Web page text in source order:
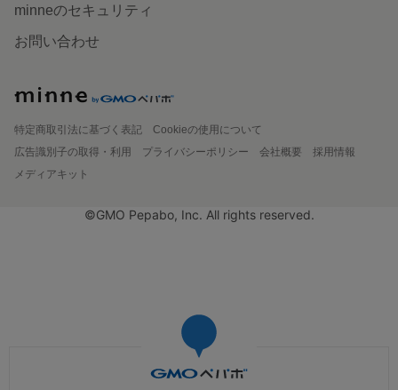
minneのセキュリティ
お問い合わせ
特定商取引法に基づく表記
Cookieの使用について
広告識別子の取得・利用
プライバシーポリシー 会社概要
採用情報
メディアキット
©GMO Pepabo, Inc. All rights reserved.